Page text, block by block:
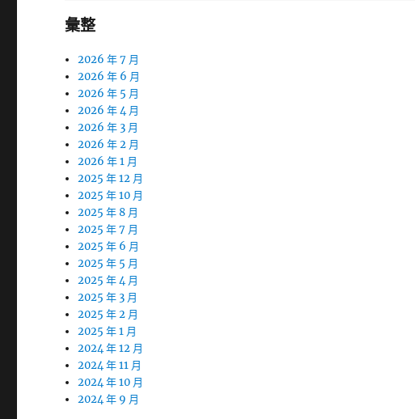
彙整
2026 年 7 月
2026 年 6 月
2026 年 5 月
2026 年 4 月
2026 年 3 月
2026 年 2 月
2026 年 1 月
2025 年 12 月
2025 年 10 月
2025 年 8 月
2025 年 7 月
2025 年 6 月
2025 年 5 月
2025 年 4 月
2025 年 3 月
2025 年 2 月
2025 年 1 月
2024 年 12 月
2024 年 11 月
2024 年 10 月
2024 年 9 月